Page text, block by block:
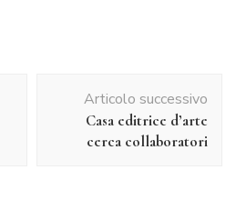
Articolo successivo
Casa editrice d’arte
cerca collaboratori